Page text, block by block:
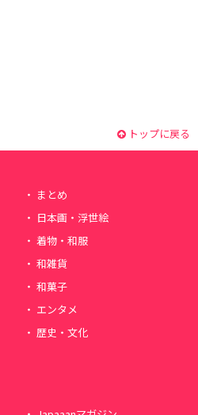
トップに戻る
まとめ
日本画・浮世絵
着物・和服
和雑貨
和菓子
エンタメ
歴史・文化